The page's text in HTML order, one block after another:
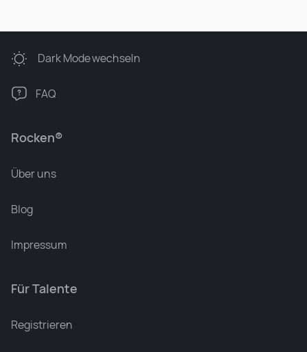
Rocken®
Über uns
Blog
Impressum
Für Talente
Registrieren
Dark Modewechseln
FAQ